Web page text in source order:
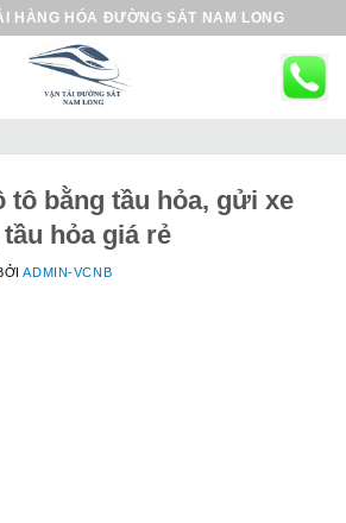
HÀNG HÓA ĐƯỜNG SẮT NAM LONG
tô bằng tầu hỏa, gửi xe
hỏa giá rẻ
ADMIN-VCNB